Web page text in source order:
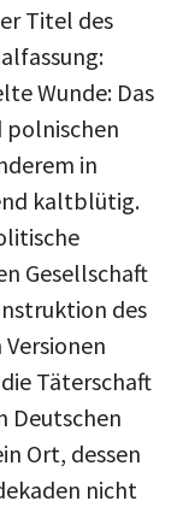
Titel des
Wunde: Das
polnischen
in
kaltblütig.
Gesellschaft
des
Täterschaft
Deutschen
Ort, dessen
nicht